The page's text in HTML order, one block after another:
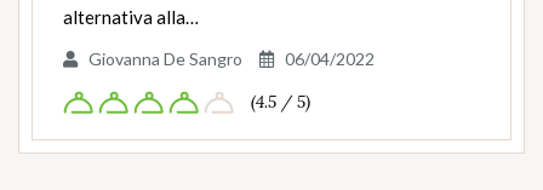
alternativa alla…
Giovanna De Sangro 06/04/2022
(4.5 / 5)